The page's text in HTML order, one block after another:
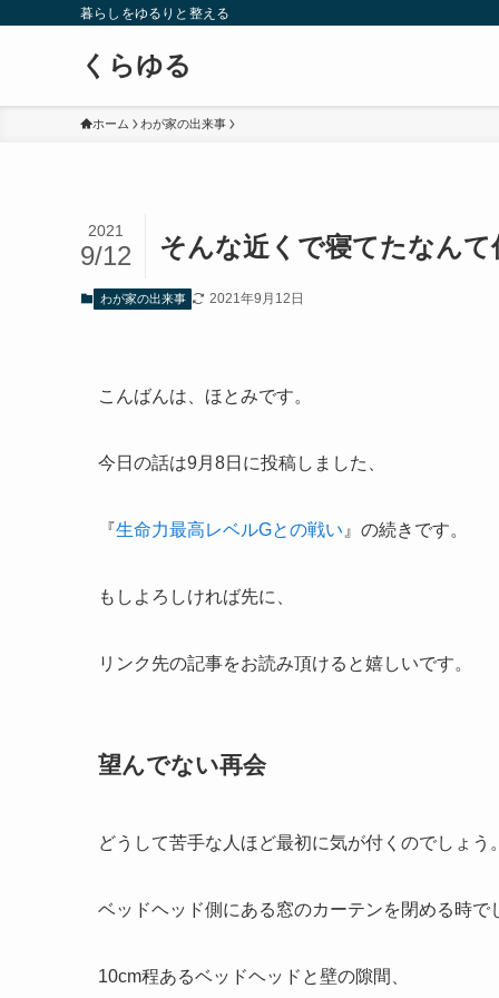
暮らしをゆるりと整える
くらゆる
ホーム わが家の出来事
そんな近くで寝てたなん
2021
9/12
わが家の出来事 2021年9月12日
こんばんは、ほとみです。
今日の話は9月8日に投稿しました、
『生命力最高レベルGとの戦い 』の続きです。
もしよろしければ先に、
リンク先の記事をお読み頂けると嬉しいです。
望んでない再会
どうして苦手な人ほど最初に気が付くのでしょう。
ベッドヘッド側にある窓のカーテンを閉める時で
10cm程あるベッドヘッドと壁の隙間、